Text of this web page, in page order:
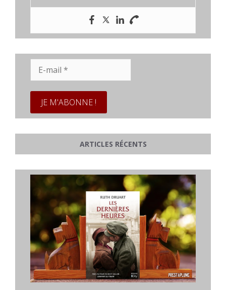
mail
ARTICLES RÉCENTS